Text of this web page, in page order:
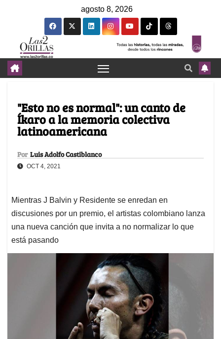
agosto 8, 2026
"Esto no es normal": un canto de
Íkaro a la memoria colectiva
latinoamericana
Por Luis Adolfo Castiblanco
OCT 4, 2021
Mientras J Balvin y Residente se enredan en
discusiones por un premio, el artistas colombiano lanza
una nueva canción que invita a no normalizar lo que
está pasando